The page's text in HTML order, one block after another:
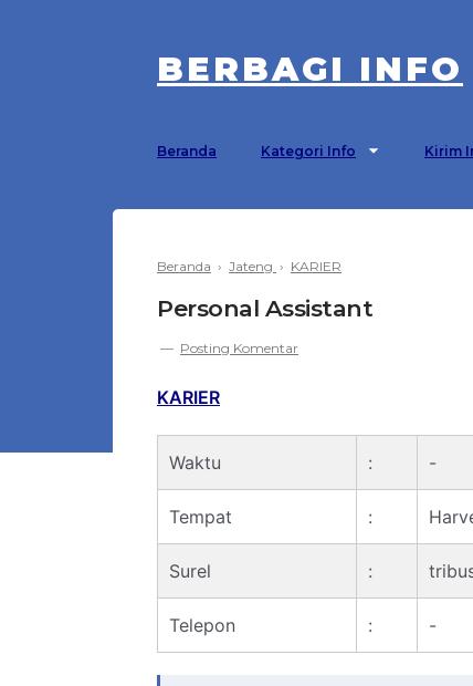
BERBAGI INFO
Beranda Kategori Info Kirim
Beranda › Jateng › KARIER
Personal Assistant
Posting Komentar
KARIER
Waktu : -
Tempat :
Surel :
Telepon : -